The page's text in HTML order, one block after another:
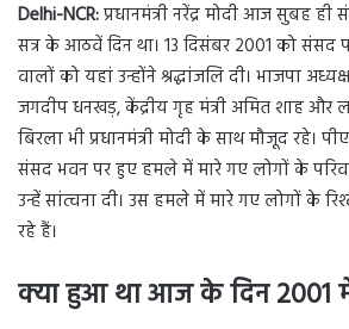
Delhi-NCR:प्रधानमंत्री नरेंद्र मोदी आज सुबह
सत्र के आठवें दिन था। 13 दिसंबर 2001 को संसद
वालों को यहां उन्होंने श्रद्धांजलि दी। भाजपा अध्यक्ष
जगदीप धनखड़, केंद्रीय गृह मंत्री अमित शाह और
बिरला भी प्रधानमंत्री मोदी के साथ मौजूद रहे।
संसद भवन पर हुए हमले में मारे गए लोगों के
उन्हें सांत्वना दी। उस हमले में मारे गए लोगों के
रहे हैं।
क्या हुआ था आज के दिन 2001